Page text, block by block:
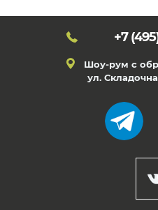
+7
Шоу-рум с
ул.